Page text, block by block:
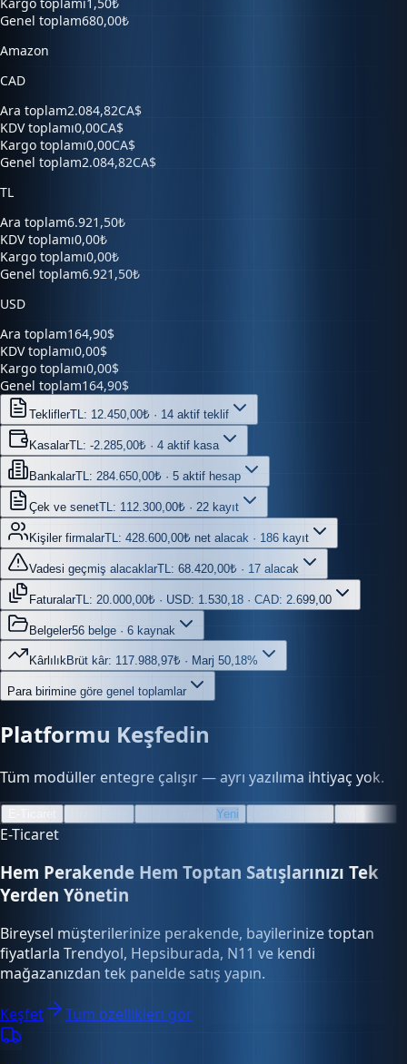
Amazon
CAD
Ara toplam
Kargo toplamı0,00CA$
Genel toplam2.084,82CA$
TL
Ara toplam
Kargo toplamı0,00₺
Genel toplam6.921,50₺
USD
Ara toplam
Kargo toplamı0,00$
Genel toplam164,90$
TekliflerTL: 12.450,00₺ · 14 aktif teklif
KasalarTL: -2.285,00₺ · 4 aktif kasa
Bankalar TL: 284.650,00₺ · 5 aktif hesap
Çek ve senetTL: 112.300,00₺ · 22 kayıt
Kişiler firmalar TL: 428.600,00₺ net alacak · 186 kayıt
Vadesi geçmiş alacaklarTL: 68.420,00₺ · 17 alacak
FaturalarTL: 20.000,00₺ · USD: 1.530,18 · CAD: 2.699,00
Belgeler56 belge · 6 kaynak
KârlılıkBrüt kâr: 117.988,97₺ · Marj 50,18%
Para birimine göre genel toplamlar
Platformu Keşfedin
Tüm modüller entegre çalışır — ayrı yazılıma ihtiyaç yok.
E-Ticaret Hızlı Satış Bayi & Toptan Yeni Ön Muhasebe Web Site
E-Ticaret
Hem Perakende Hem Toptan Satışlarınızı Tek
Yerden Yönetin
Bireysel müşterilerinize perakende, bayilerinize toptan
fiyatlarla Trendyol, Hepsiburada, N11 ve kendi
mağazanızdan tek panelde satış yapın.
Keşfet Tüm özellikleri gör
Sipariş & Kargo Yönetimi